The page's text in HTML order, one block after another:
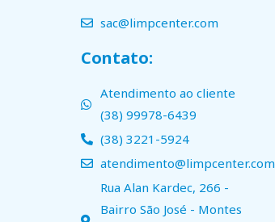
sac@limpcenter.com
Contato:
Atendimento ao cliente
(38) 99978-6439
(38) 3221-5924
atendimento@limpcenter.com
Rua Alan Kardec, 266 -
Bairro São José - Montes